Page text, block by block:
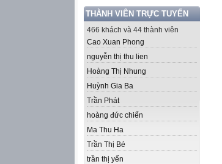
THÀNH VIÊN TRỰC TUYẾN
466 khách và 44 thành viên
Cao Xuan Phong
nguyễn thị thu lien
Hoàng Thị Nhung
Huỳnh Gia Ba
Trần Phát
hoàng đức chiến
Ma Thu Ha
Trần Thị Bé
trần thị yến